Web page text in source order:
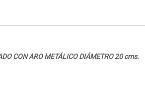
CON ARO METÁLICO DIÁMETRO 20 cms.